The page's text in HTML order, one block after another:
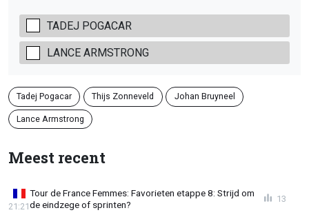
TADEJ POGACAR
LANCE ARMSTRONG
Tadej Pogacar Thijs Zonneveld Johan Bruyneel
Lance Armstrong
Meest recent
Tour de France Femmes: Favorieten etappe 8: Strijd om
de eindzege of sprinten?
21:21
13